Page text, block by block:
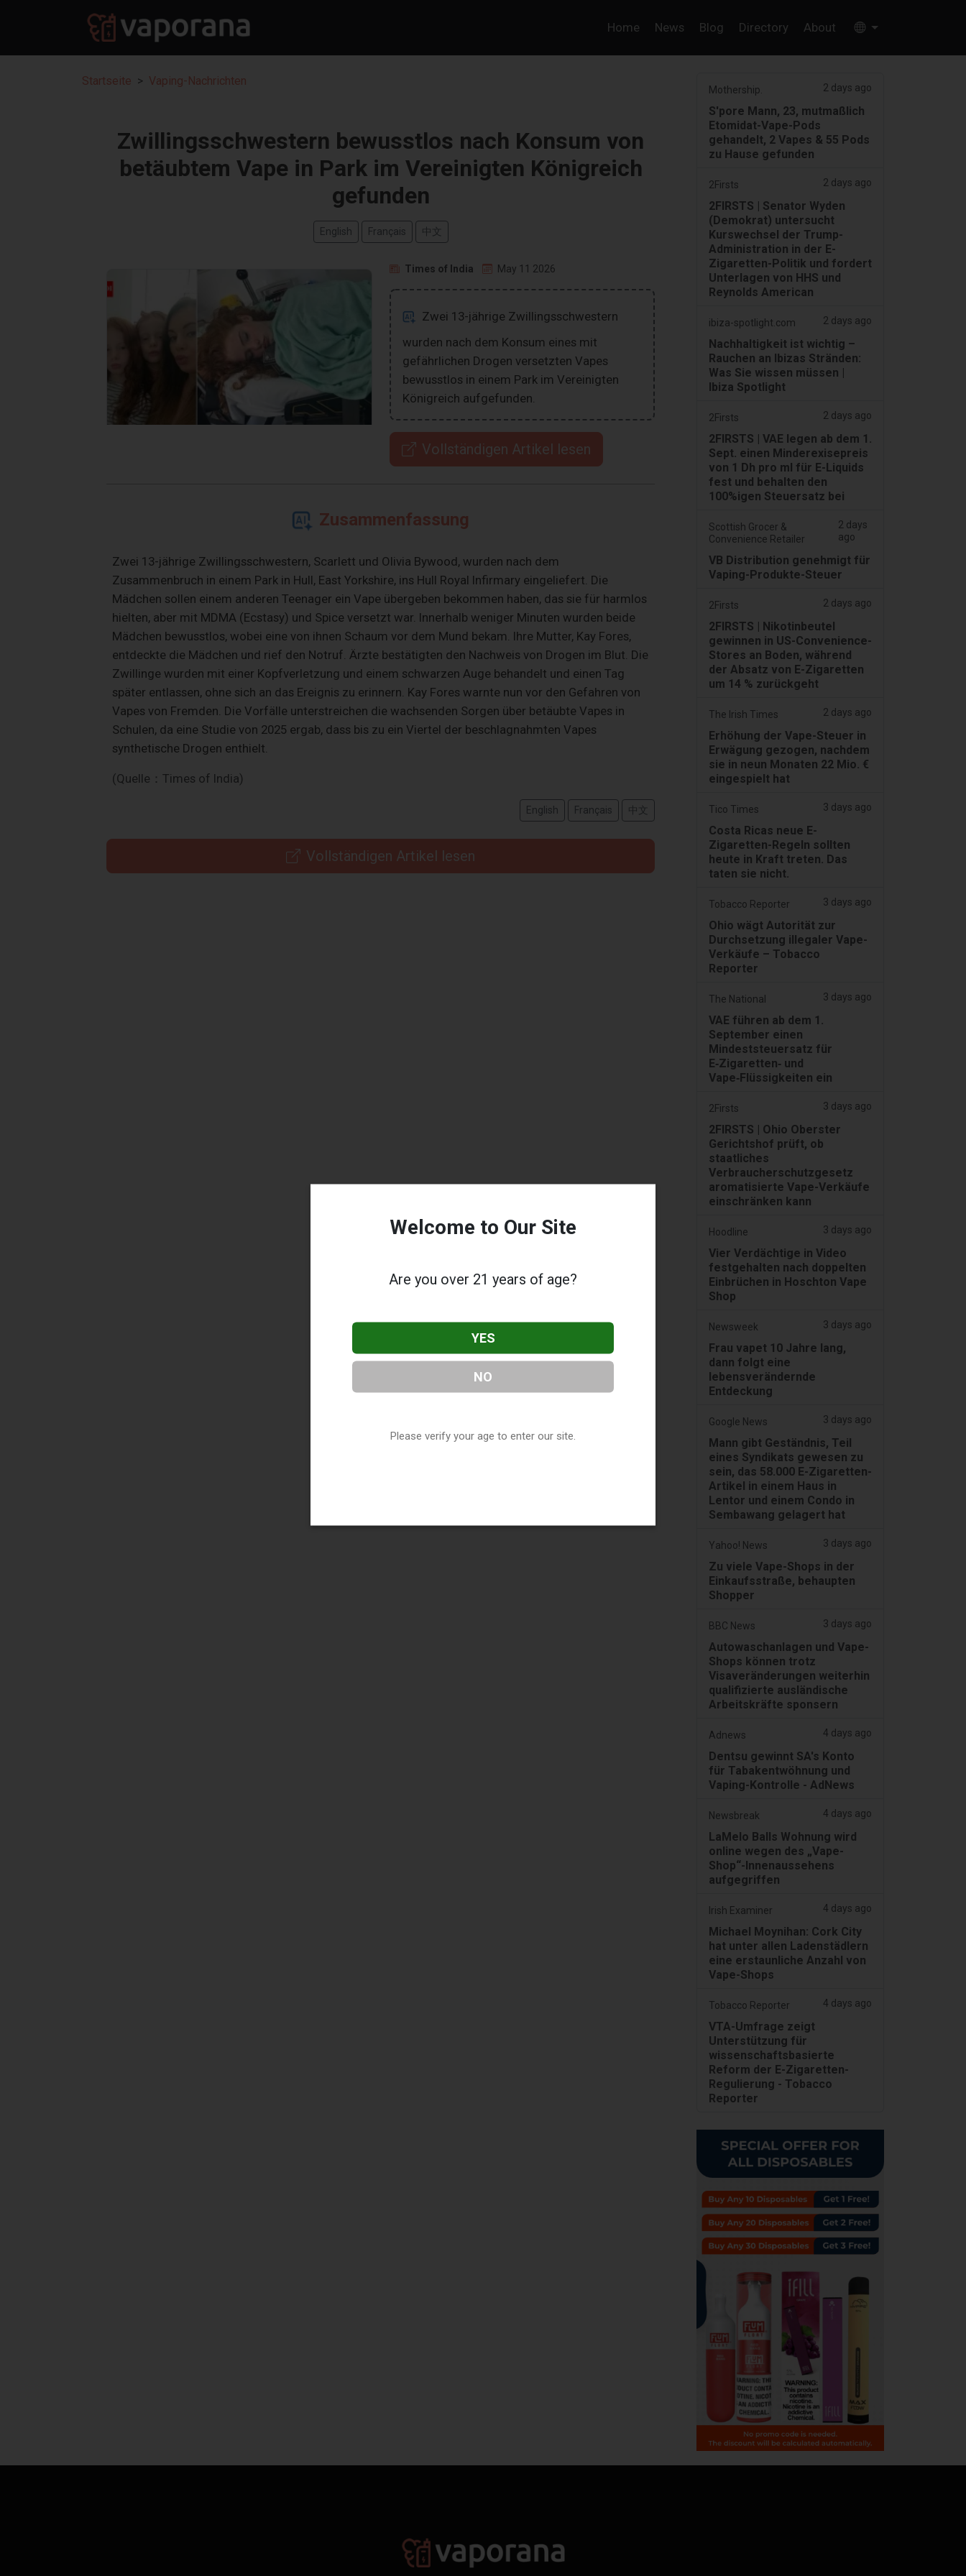
Home News Blog Directory About
Startseite Vaping-Nachrichten
Zwillingsschwestern bewusstlos nach Konsum von
betäubtem Vape in Park im Vereinigten Königreich
gefunden
English Français 中文
Times of India May 11 2026
Zwei 13-jährige Zwillingsschwestern
wurden nach dem Konsum eines mit
gefährlichen Drogen versetzten Vapes
bewusstlos in einem Park im Vereinigten
Königreich aufgefunden.
Vollständigen Artikel lesen
Zusammenfassung
Zwei 13-jährige Zwillingsschwestern, Scarlett und Olivia Bywood, wurden nach dem
Zusammenbruch in einem Park in Hull, East Yorkshire, ins Hull Royal Infirmary eingeliefert. Die
Mädchen sollen einem anderen Teenager ein Vape übergeben bekommen haben, das sie für harmlos
hielten, aber mit MDMA (Ecstasy) und Spice versetzt war. Innerhalb weniger Minuten wurden beide
Mädchen bewusstlos, wobei eine von ihnen Schaum vor dem Mund bekam. Ihre Mutter, Kay Fores,
entdeckte die Mädchen und rief den Notruf. Ärzte bestätigten den Nachweis von Drogen im Blut. Die
Zwillinge wurden mit einer Kopfverletzung und einem schwarzen Auge behandelt und einen Tag
später entlassen, ohne sich an das Ereignis zu erinnern. Kay Fores warnte nun vor den Gefahren von
Vapes von Fremden. Die Vorfälle unterstreichen die wachsenden Sorgen über betäubte Vapes in
Schulen, da eine Studie von 2025 ergab, dass bis zu ein Viertel der beschlagnahmten Vapes
synthetische Drogen enthielt.
(Quelle：Times of India)
English Français 中文
Vollständigen Artikel lesen
Mothership. 2 days ago
S'pore Mann, 23, mutmaßlich
Etomidat-Vape-Pods
gehandelt, 2 Vapes & 55 Pods
zu Hause gefunden
2Firsts 2 days ago
2FIRSTS | Senator Wyden
(Demokrat) untersucht
Kurswechsel der Trump-
Administration in der E-
Zigaretten-Politik und fordert
Unterlagen von HHS und
Reynolds American
ibiza-spotlight.com 2 days ago
Nachhaltigkeit ist wichtig –
Rauchen an Ibizas Stränden:
Was Sie wissen müssen |
Ibiza Spotlight
2Firsts 2 days ago
2FIRSTS | VAE legen ab dem 1.
Sept. einen Minderexisepreis
von 1 Dh pro ml für E-Liquids
fest und behalten den
100%igen Steuersatz bei
Scottish Grocer &
Convenience Retailer
2 days
ago
VB Distribution genehmigt für
Vaping-Produkte-Steuer
2Firsts 2 days ago
2FIRSTS | Nikotinbeutel
gewinnen in US-Convenience-
Stores an Boden, während
der Absatz von E-Zigaretten
um 14 % zurückgeht
The Irish Times 2 days ago
Erhöhung der Vape-Steuer in
Erwägung gezogen, nachdem
sie in neun Monaten 22 Mio. €
eingespielt hat
Tico Times 3 days ago
Costa Ricas neue E-
Zigaretten-Regeln sollten
heute in Kraft treten. Das
taten sie nicht.
Tobacco Reporter 3 days ago
Ohio wägt Autorität zur
Durchsetzung illegaler Vape-
Verkäufe – Tobacco
Reporter
The National 3 days ago
VAE führen ab dem 1.
September einen
Mindeststeuersatz für
E‑Zigaretten‑ und
Vape‑Flüssigkeiten ein
2Firsts 3 days ago
2FIRSTS | Ohio Oberster
Gerichtshof prüft, ob
staatliches
Verbraucherschutzgesetz
aromatisierte Vape-Verkäufe
einschränken kann
Hoodline 3 days ago
Vier Verdächtige in Video
festgehalten nach doppelten
Einbrüchen in Hoschton Vape
Shop
Newsweek 3 days ago
Frau vapet 10 Jahre lang,
dann folgt eine
lebensverändernde
Entdeckung
Google News 3 days ago
Mann gibt Geständnis, Teil
eines Syndikats gewesen zu
sein, das 58.000 E-Zigaretten-
Artikel in einem Haus in
Lentor und einem Condo in
Sembawang gelagert hat
Yahoo! News 3 days ago
Zu viele Vape-Shops in der
Einkaufsstraße, behaupten
Shopper
BBC News 3 days ago
Autowaschanlagen und Vape-
Shops können trotz
Visaveränderungen weiterhin
qualifizierte ausländische
Arbeitskräfte sponsern
Adnews 4 days ago
Dentsu gewinnt SA's Konto
für Tabakentwöhnung und
Vaping-Kontrolle - AdNews
Newsbreak 4 days ago
LaMelo Balls Wohnung wird
online wegen des „Vape-
Shop“-Innenaussehens
aufgegriffen
Irish Examiner 4 days ago
Michael Moynihan: Cork City
hat unter allen Ladenstädlern
eine erstaunliche Anzahl von
Vape-Shops
Tobacco Reporter 4 days ago
VTA-Umfrage zeigt
Unterstützung für
wissenschaftsbasierte
Reform der E-Zigaretten-
Regulierung - Tobacco
Reporter
Welcome to Our Site
Are you over 21 years of age?
YES
NO
Please verify your age to enter our site.